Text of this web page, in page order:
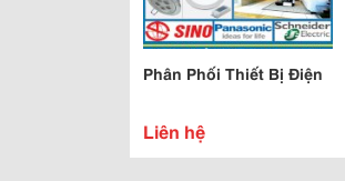
Phân Phối Thiết Bị Điện
Liên hệ